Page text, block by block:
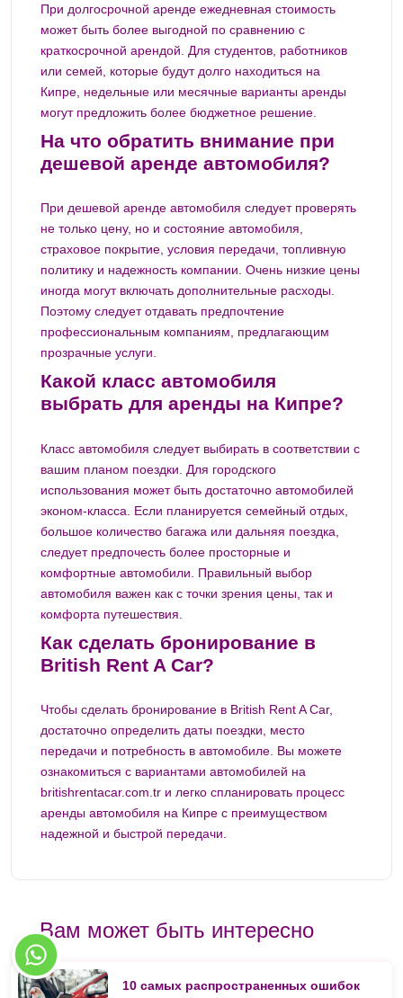
При долгосрочной аренде ежедневная стоимость
может быть более выгодной по сравнению с
краткосрочной арендой. Для студентов, работников
или семей, которые будут долго находиться на
Кипре, недельные или месячные варианты аренды
могут предложить более бюджетное решение.
На что обратить внимание при
дешевой аренде автомобиля?
При дешевой аренде автомобиля следует проверять
не только цену, но и состояние автомобиля,
страховое покрытие, условия передачи, топливную
политику и надежность компании. Очень низкие цены
иногда могут включать дополнительные расходы.
Поэтому следует отдавать предпочтение
профессиональным компаниям, предлагающим
прозрачные услуги.
Какой класс автомобиля
выбрать для аренды на Кипре?
Класс автомобиля следует выбирать в соответствии с
вашим планом поездки. Для городского
использования может быть достаточно автомобилей
эконом-класса. Если планируется семейный отдых,
большое количество багажа или дальняя поездка,
следует предпочесть более просторные и
комфортные автомобили. Правильный выбор
автомобиля важен как с точки зрения цены, так и
комфорта путешествия.
Как сделать бронирование в
British Rent A Car?
Чтобы сделать бронирование в British Rent A Car,
достаточно определить даты поездки, место
передачи и потребность в автомобиле. Вы можете
ознакомиться с вариантами автомобилей на
britishrentacar.com.tr и легко спланировать процесс
аренды автомобиля на Кипре с преимуществом
надежной и быстрой передачи.
Вам может быть интересно
10 самых распространенных ошибок